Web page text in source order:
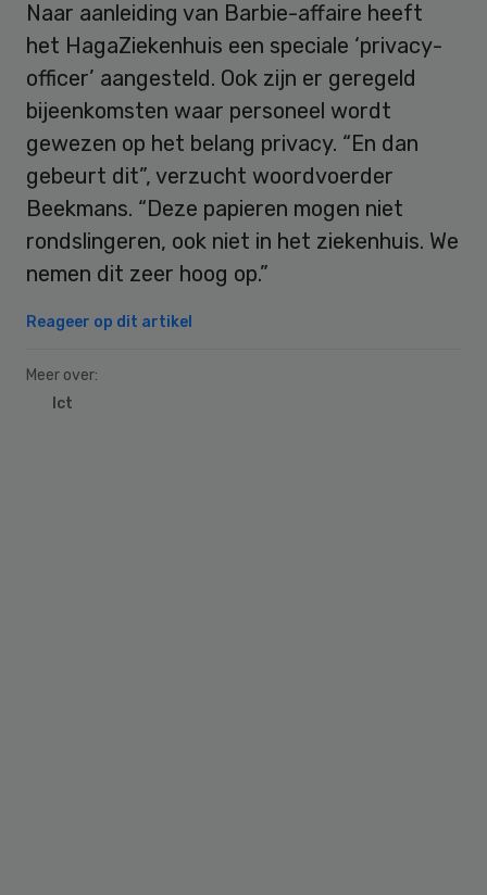
Naar aanleiding van Barbie-affaire heeft
het HagaZiekenhuis een speciale ‘privacy-
officer’ aangesteld. Ook zijn er geregeld
bijeenkomsten waar personeel wordt
gewezen op het belang privacy. “En dan
gebeurt dit”, verzucht woordvoerder
Beekmans. “Deze papieren mogen niet
rondslingeren, ook niet in het ziekenhuis. We
nemen dit zeer hoog op.”
Reageer op dit artikel
Meer over:
Ict